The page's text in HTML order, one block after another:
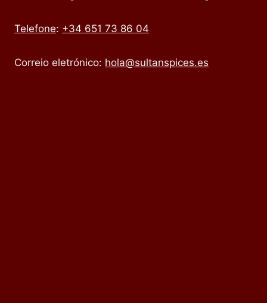
Telefone: +34 651 73 86 04
Correio eletrónico: hola@sultanspices.es